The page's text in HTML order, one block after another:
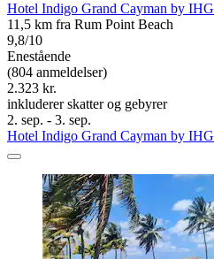
Hotel Indigo Grand Cayman by IHG
11,5 km fra Rum Point Beach
9,8/10
Enestående
(804 anmeldelser)
2.323 kr.
inkluderer skatter og gebyrer
2. sep. - 3. sep.
Hotel Indigo Grand Cayman by IHG